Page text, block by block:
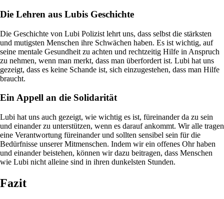
Die Lehren aus Lubis Geschichte
Die Geschichte von Lubi Polizist lehrt uns, dass selbst die stärksten
und mutigsten Menschen ihre Schwächen haben. Es ist wichtig, auf
seine mentale Gesundheit zu achten und rechtzeitig Hilfe in Anspruch
zu nehmen, wenn man merkt, dass man überfordert ist. Lubi hat uns
gezeigt, dass es keine Schande ist, sich einzugestehen, dass man Hilfe
braucht.
Ein Appell an die Solidarität
Lubi hat uns auch gezeigt, wie wichtig es ist, füreinander da zu sein
und einander zu unterstützen, wenn es darauf ankommt. Wir alle tragen
eine Verantwortung füreinander und sollten sensibel sein für die
Bedürfnisse unserer Mitmenschen. Indem wir ein offenes Ohr haben
und einander beistehen, können wir dazu beitragen, dass Menschen
wie Lubi nicht alleine sind in ihren dunkelsten Stunden.
Fazit